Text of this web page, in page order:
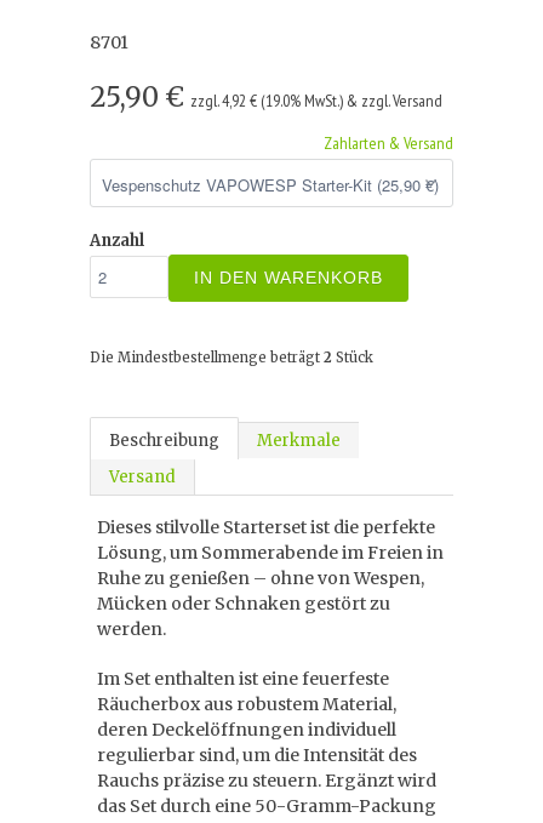
8701
25,90 € zzgl. 4,92 € (19.0% MwSt.) & zzgl. Versand
Zahlarten & Versand
Anzahl
IN DEN WARENKORB
Die Mindestbestellmenge beträgt 2 Stück
Beschreibung
Merkmale
Versand
Dieses stilvolle Starterset ist die perfekte
Lösung, um Sommerabende im Freien in
Ruhe zu genießen – ohne von Wespen,
Mücken oder Schnaken gestört zu
werden.
Im Set enthalten ist eine feuerfeste
Räucherbox aus robustem Material,
deren Deckelöffnungen individuell
regulierbar sind, um die Intensität des
Rauchs präzise zu steuern. Ergänzt wird
das Set durch eine 50-Gramm-Packung